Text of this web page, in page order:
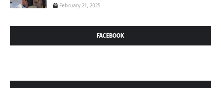
February 21, 2025
FACEBOOK